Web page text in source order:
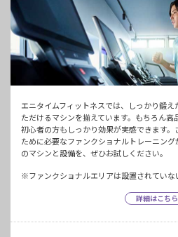
エニタイムフィットネスでは、しっかり鍛
ただけるマシンを揃えています。もちろん
初心者の方もしっかり効果が実感できます
ために必要なファンクショナルトレーニン
のマシンと設備を、ぜひお試しください。
※ファンクショナルエリアは設置されていな
詳細はこちら